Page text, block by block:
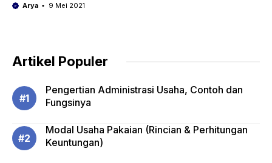
Arya 9 Mei 2021
Artikel Populer
Pengertian Administrasi Usaha, Contoh dan
Fungsinya
Modal Usaha Pakaian (Rincian & Perhitungan
Keuntungan)